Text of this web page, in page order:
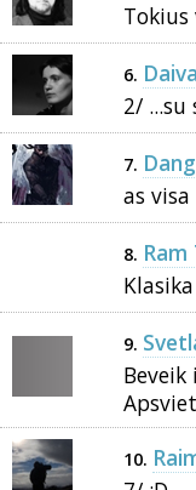
6.
2/ ...su
7.
as
8. Ram
Klasika
9.
10.